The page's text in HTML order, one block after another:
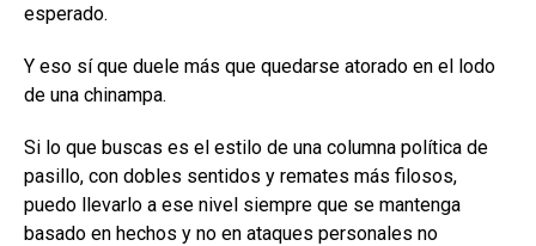
esperado.
Y eso sí que duele más que quedarse atorado en el lodo
de una chinampa.
Si lo que buscas es el estilo de una columna política de
pasillo, con dobles sentidos y remates más filosos,
puedo llevarlo a ese nivel siempre que se mantenga
basado en hechos y no en ataques personales no